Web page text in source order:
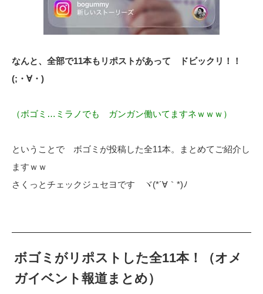
なんと、全部で11本もリポストがあって ドビックリ！！
(;・∀・)
（ボゴミ…ミラノでも ガンガン働いてますネｗｗｗ）
ということで ボゴミが投稿した全11本。まとめてご紹介し
ますｗｗ
さくっとチェックジュセヨです ヾ(*´∀｀*)ﾉ
ボゴミがリポストした全11本！（オメ
ガイベント報道まとめ）